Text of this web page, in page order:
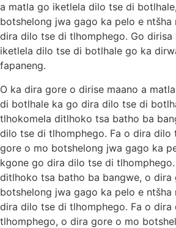
a matla go iketlela dilo tse di
botshelong jwa gago ka pelo e ntšha
dira dilo tse di tlhomphego. Go dirisa
iketlela dilo tse di botlhale go ka
fapaneng.
O ka dira gore o dirise maano a
di botlhale ka go dira dilo tse di
tlhokomela ditlhoko tsa batho ba
dilo tse di tlhomphego. Fa o dira dilo
gore o mo botshelong jwa gago ka
kgone go dira dilo tse di
ditlhoko tsa batho ba bangwe, o dira
botshelong jwa gago ka pelo e ntšha
dira dilo tse di tlhomphego. Fa o dira
tlhomphego, o dira gore o mo